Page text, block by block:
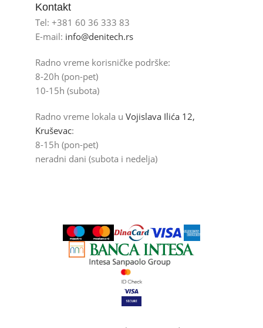
Kontakt
Tel: +381 60 36 333 83
E-mail: info@denitech.rs
Radno vreme korisničke podrške:
8-20h (pon-pet)
10-15h (subota)
Radno vreme lokala u Vojislava Ilića 12,
Kruševac:
8-15h (pon-pet)
neradni dani (subota i nedelja)